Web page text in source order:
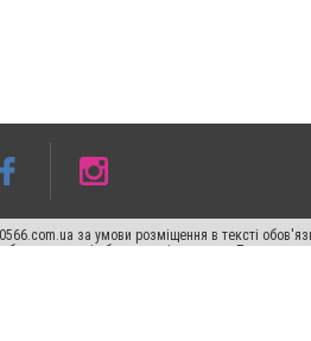
за умови розміщення в тексті
в тексті або в якості джерела.